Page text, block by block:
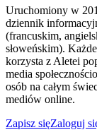
Uruchomiony w
dziennik
(francuskim,
słoweńskim).
korzysta z Aletei
media
osób na całym
mediów online.
Zapisz sięZaloguj